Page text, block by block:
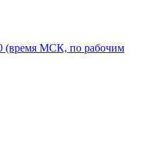
(время МСК, по рабочим